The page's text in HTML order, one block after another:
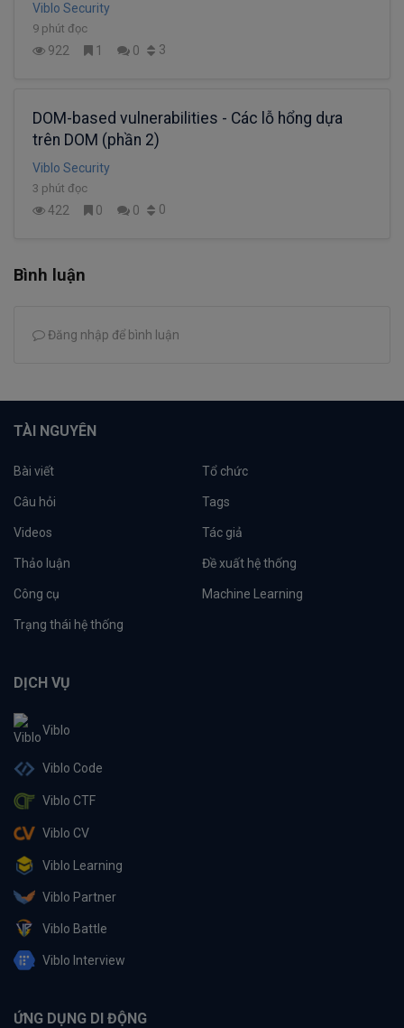
Viblo Security
9 phút đọc
922 1 0 3
DOM-based vulnerabilities - Các lỗ hổng dựa
trên DOM (phần 2)
Viblo Security
3 phút đọc
422 0 0 0
Bình luận
Đăng nhập để bình luận
TÀI NGUYÊN
Bài viết Tổ chức
Câu hỏi Tags
Videos Tác giả
Thảo luận Đề xuất hệ thống
Công cụ Machine Learning
Trạng thái hệ thống
DỊCH VỤ
Viblo
Viblo Code
Viblo CTF
Viblo CV
Viblo Learning
Viblo Partner
Viblo Battle
Viblo Interview
ỨNG DỤNG DI ĐỘNG